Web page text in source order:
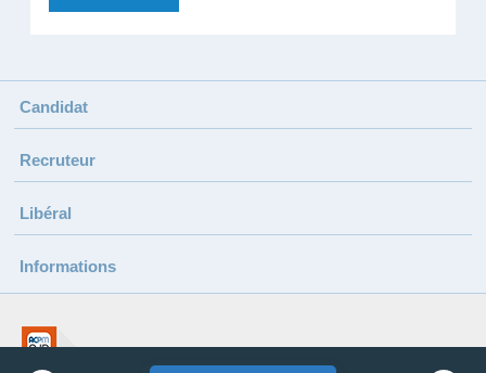
Candidat
Recruteur
Libéral
Informations